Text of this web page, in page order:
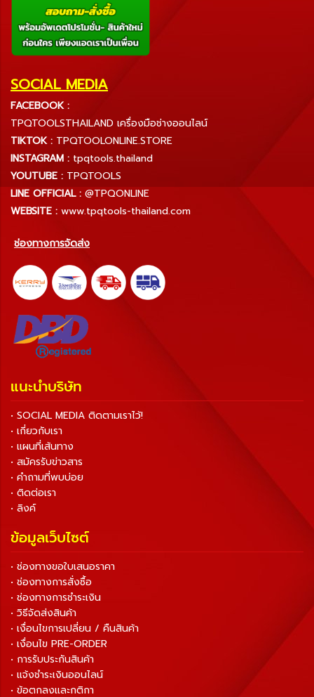
SOCIAL MEDIA
FACEBOOK :
TPQTOOLSTHAILAND เครื่องมือช่างออนไลน์
TIKTOK : TPQTOOLONLINE.STORE
INSTAGRAM : tpqtools.thailand
YOUTUBE : TPQTOOLS
LINE OFFICIAL : @TPQONLINE
WEBSITE : www.tpqtools-thailand.com
ช่องทางการจัดส่ง
แนะนำบริษัท
• SOCIAL MEDIA ติดตามเราไว้!
• เกี่ยวกับเรา
• แผนที่เส้นทาง
• สมัครรับข่าวสาร
• คำถามที่พบบ่อย
• ติดต่อเรา
• ลิงค์
ข้อมูลเว็บไซต์
• ช่องทางขอใบเสนอราคา
• ช่องทางการสั่งซื้อ
• ช่องทางการชำระเงิน
• วิธีจัดส่งสินค้า
• เงื่อนไขการเปลี่ยน / คืนสินค้า
• เงื่อนไข PRE-ORDER
• การรับประกันสินค้า
• แจ้งชำระเงินออนไลน์
• ข้อตกลงและกติกา